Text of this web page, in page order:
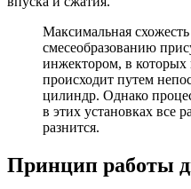
Максимальная
смесеобразованию
инжектором, в которых
происходит путем
цилиндр. Однако
в этих установках все
разнится.
Принцип работы